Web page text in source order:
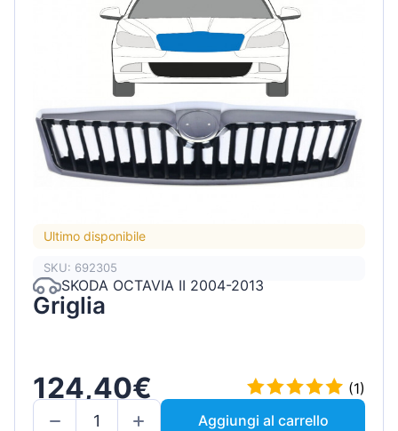
Ultimo disponibile
SKU: 692305
SKODA OCTAVIA II 2004-2013
Griglia
124,40€
(1)
Aggiungi al carrello